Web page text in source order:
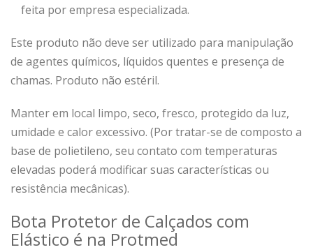
feita por empresa especializada.
Este produto não deve ser utilizado para manipulação
de agentes químicos, líquidos quentes e presença de
chamas. Produto não estéril.
Manter em local limpo, seco, fresco, protegido da luz,
umidade e calor excessivo. (Por tratar-se de composto a
base de polietileno, seu contato com temperaturas
elevadas poderá modificar suas características ou
resistência mecânicas).
Bota Protetor de Calçados com
Elástico é na Protmed